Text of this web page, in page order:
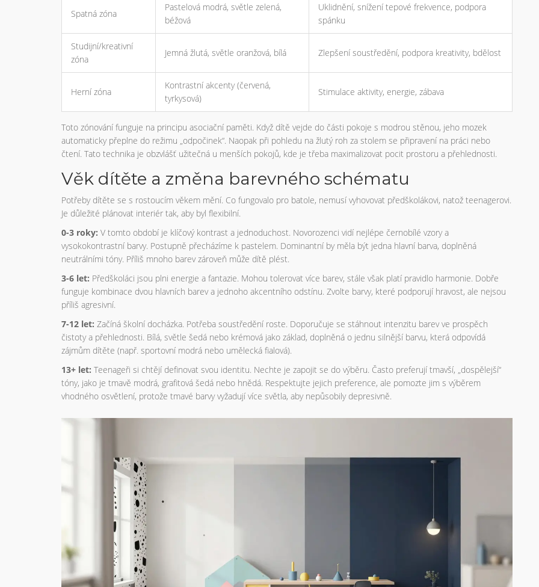
Spatná zóna
Pastelová modrá, světle zelená,
béžová
Uklidnění, snížení tepové frekvence, podpora
spánku
Studijní/kreativní
zóna
Jemná žlutá, světle oranžová, bílá Zlepšení soustředění, podpora kreativity, bdělost
Herní zóna
Kontrastní akcenty (červená,
tyrkysová)
Stimulace aktivity, energie, zábava
Toto zónování funguje na principu asociační paměti. Když dítě vejde do části pokoje s modrou stěnou, jeho mozek
automaticky přeplne do režimu „odpočinek“. Naopak při pohledu na žlutý roh za stolem se připravení na práci nebo
čtení. Tato technika je obzvlášť užitečná u menších pokojů, kde je třeba maximalizovat pocit prostoru a přehlednosti.
Věk dítěte a změna barevného schématu
Potřeby dítěte se s rostoucím věkem mění. Co fungovalo pro batole, nemusí vyhovovat předškolákovi, natož teenagerovi.
Je důležité plánovat interiér tak, aby byl flexibilní.
0-3 roky: V tomto období je klíčový kontrast a jednoduchost. Novorozenci vidí nejlépe černobílé vzory a
vysokokontrastní barvy. Postupně přecházíme k pastelem. Dominantní by měla být jedna hlavní barva, doplněná
neutrálními tóny. Příliš mnoho barev zároveň může dítě plést.
3-6 let: Předškoláci jsou plni energie a fantazie. Mohou tolerovat více barev, stále však platí pravidlo harmonie. Dobře
funguje kombinace dvou hlavních barev a jednoho akcentního odstínu. Zvolte barvy, které podporují hravost, ale nejsou
příliš agresivní.
7-12 let: Začíná školní docházka. Potřeba soustředění roste. Doporučuje se stáhnout intenzitu barev ve prospěch
čistoty a přehlednosti. Bílá, světle šedá nebo krémová jako základ, doplněná o jednu silnější barvu, která odpovídá
zájmům dítěte (např. sportovní modrá nebo umělecká fialová).
13+ let: Teenageři si chtějí definovat svou identitu. Nechte je zapojit se do výběru. Často preferují tmavší, „dospělejší“
tóny, jako je tmavě modrá, grafitová šedá nebo hnědá. Respektujte jejich preference, ale pomozte jim s výběrem
vhodného osvětlení, protože tmavé barvy vyžadují více světla, aby nepůsobily depresivně.